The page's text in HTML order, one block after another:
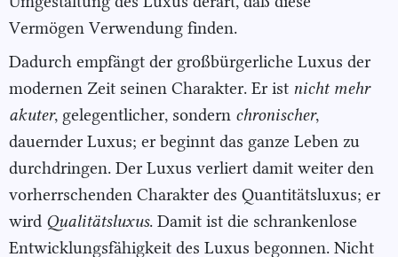
Vermögen Verwendung finden.
Dadurch empfängt der großbürgerliche Luxus der
modernen Zeit seinen Charakter. Er ist nicht mehr
akuter, gelegentlicher, sondern chronischer,
dauernder Luxus; er beginnt das ganze Leben zu
durchdringen. Der Luxus verliert damit weiter den
vorherrschenden Charakter des Quantitätsluxus; er
wird Qualitätsluxus. Damit ist die schrankenlose
Entwicklungsfähigkeit des Luxus begonnen. Nicht